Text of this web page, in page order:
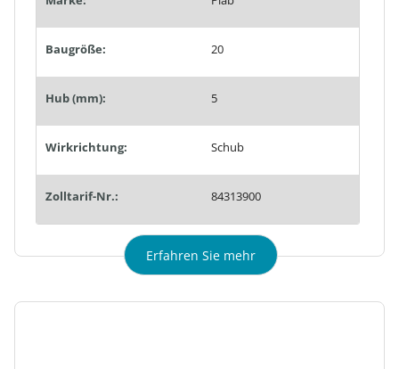
Baugröße: 20
Hub (mm): 5
Wirkrichtung: Schub
Zolltarif-Nr.: 84313900
Erfahren Sie mehr